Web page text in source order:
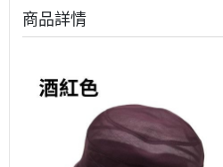
商品詳情